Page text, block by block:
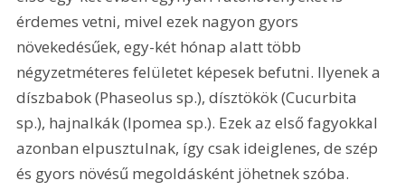
érdemes vetni, mivel ezek nagyon gyors
növekedésűek, egy-két hónap alatt több
négyzetméteres felületet képesek befutni. Ilyenek a
díszbabok (Phaseolus sp.), dísztökök (Cucurbita
sp.), hajnalkák (Ipomea sp.). Ezek az első fagyokkal
azonban elpusztulnak, így csak ideiglenes, de szép
és gyors növésű megoldásként jöhetnek szóba.